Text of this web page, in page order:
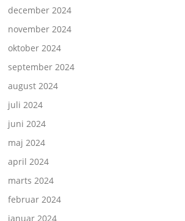
december 2024
november 2024
oktober 2024
september 2024
august 2024
juli 2024
juni 2024
maj 2024
april 2024
marts 2024
februar 2024
januar 2024